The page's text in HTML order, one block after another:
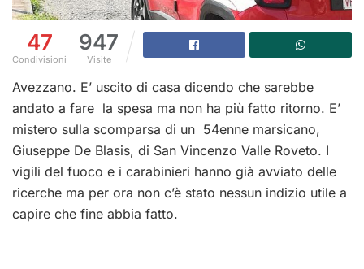
47
Condivisioni
947
Visite
Avezzano. E’ uscito di casa dicendo che sarebbe
andato a fare la spesa ma non ha più fatto ritorno. E’
mistero sulla scomparsa di un 54enne marsicano,
Giuseppe De Blasis, di San Vincenzo Valle Roveto. I
vigili del fuoco e i carabinieri hanno già avviato delle
ricerche ma per ora non c’è stato nessun indizio utile a
capire che fine abbia fatto.